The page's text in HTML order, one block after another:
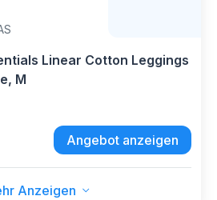
Linear Cotton Leggings
M
Angebot anzeigen
Anzeigen